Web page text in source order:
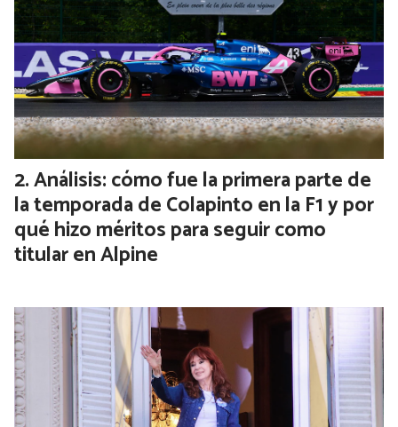
Análisis: cómo fue la primera parte de
la temporada de Colapinto en la F1 y por
qué hizo méritos para seguir como
titular en Alpine